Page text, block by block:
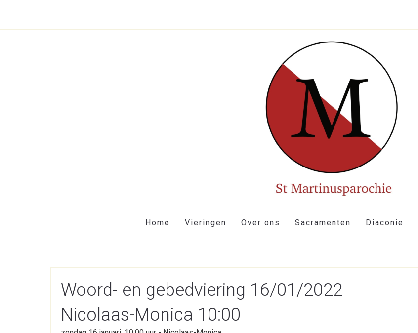
Home Vieringen Over ons Sacramenten Diaconie
Woord- en gebedviering 16/01/2022
Nicolaas-Monica 10:00